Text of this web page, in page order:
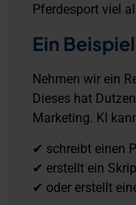
Pferdesport viel
Ein
Nehmen wir ein
Dieses hat
Marketing. KI
✔ schreibt einen
✔ erstellt ein
✔ oder erstellt